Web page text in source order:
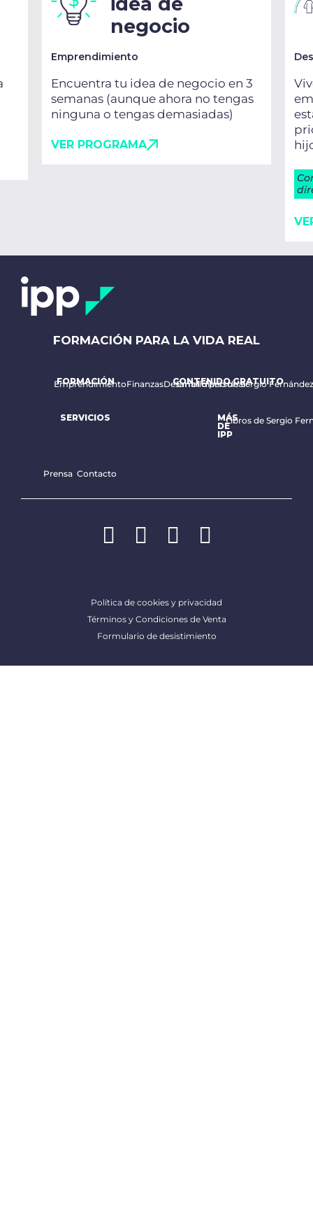
negocio
Emprendimiento
Encuentra tu idea de negocio en 3
semanas (aunque ahora no tengas
ninguna o tengas demasiadas)
VER PROGRAMA
FORMACIÓN PARA LA VIDA REAL
FORMACIÓN
EmprendimientoFinanzasDesarrollo personal
CONTENIDO GRATUITO
Email diario de Sergio Fernández
SERVICIOS
MÁS
DE
IPP
Libros de Sergio
Prensa Contacto
Política de cookies y privacidad
Términos y Condiciones de Venta
Formulario de desistimiento